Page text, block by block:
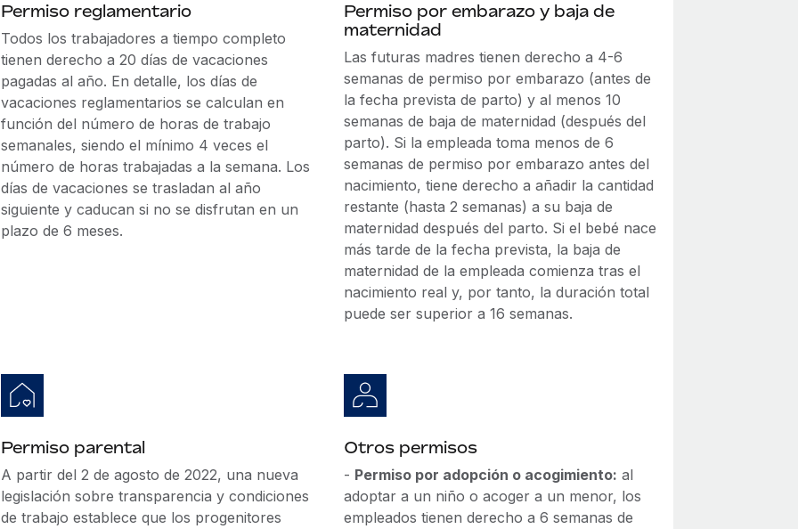
Permiso reglamentario
Todos los trabajadores a tiempo completo
tienen derecho a 20 días de vacaciones
pagadas al año. En detalle, los días de
vacaciones reglamentarios se calculan en
función del número de horas de trabajo
semanales, siendo el mínimo 4 veces el
número de horas trabajadas a la semana. Los
días de vacaciones se trasladan al año
siguiente y caducan si no se disfrutan en un
plazo de 6 meses.
Permiso por embarazo y baja de
maternidad
Las futuras madres tienen derecho a 4-6
semanas de permiso por embarazo (antes de
la fecha prevista de parto) y al menos 10
semanas de baja de maternidad (después del
parto). Si la empleada toma menos de 6
semanas de permiso por embarazo antes del
nacimiento, tiene derecho a añadir la cantidad
restante (hasta 2 semanas) a su baja de
maternidad después del parto. Si el bebé nace
más tarde de la fecha prevista, la baja de
maternidad de la empleada comienza tras el
nacimiento real y, por tanto, la duración total
puede ser superior a 16 semanas.
Permiso parental
A partir del 2 de agosto de 2022, una nueva
legislación sobre transparencia y condiciones
de trabajo establece que los progenitores
Otros permisos
- Permiso por adopción o acogimiento: al
adoptar a un niño o acoger a un menor, los
empleados tienen derecho a 6 semanas de